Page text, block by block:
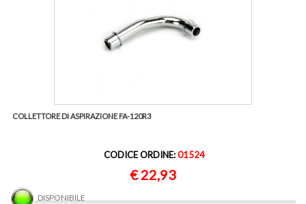
COLLETTORE DI ASPIRAZIONE FA-120R3
CODICE ORDINE:01524
€ 22,93
DISPONIBILE